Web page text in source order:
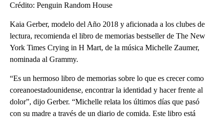
Crédito: Penguin Random House
Kaia Gerber, modelo del Año 2018 y aficionada a los clubes de
lectura, recomienda el libro de memorias bestseller de The New
York Times Crying in H Mart, de la música Michelle Zaumer,
nominada al Grammy.
“Es un hermoso libro de memorias sobre lo que es crecer como
coreanoestadounidense, encontrar la identidad y hacer frente al
dolor”, dijo Gerber. “Michelle relata los últimos días que pasó
con su madre a través de un diario de comida. Este libro está